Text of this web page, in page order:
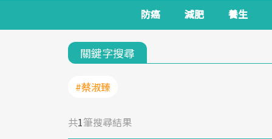
防癌 減肥 養生
關鍵字搜尋
#蔡淑臻
共1筆搜尋結果